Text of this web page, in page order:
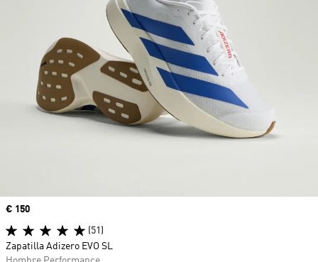
Precio
€ 150
(51)
Zapatilla Adizero EVO SL